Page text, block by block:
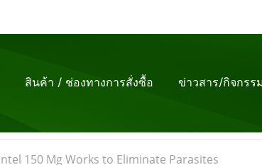
สินค้า / ช่องทางการสั่งซื้อ ข่าวสาร/กิจกรร
150 Mg Works to Eliminate Parasites